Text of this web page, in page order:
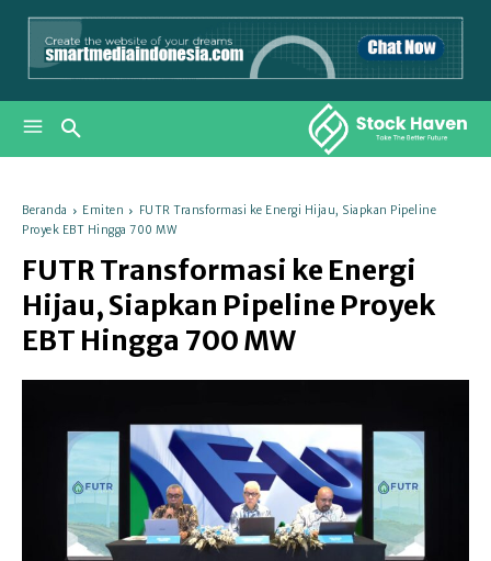
Beranda Emiten
FUTR Transformasi ke Energi Hijau, Siapkan Pipeline
Proyek EBT Hingga 700 MW
FUTR Transformasi ke Energi
Hijau, Siapkan Pipeline Proyek
EBT Hingga 700 MW